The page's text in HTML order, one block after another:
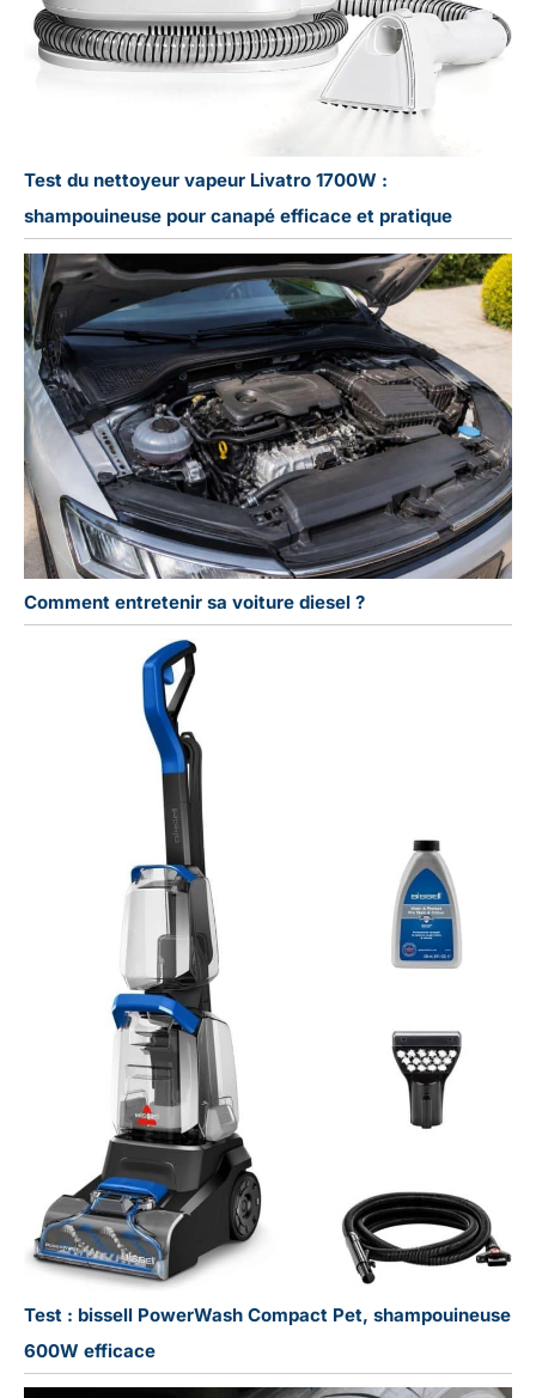
Test du nettoyeur vapeur Livatro 1700W :
shampouineuse pour canapé efficace et pratique
Comment entretenir sa voiture diesel ?
Test : bissell PowerWash Compact Pet, shampouineuse
600W efficace